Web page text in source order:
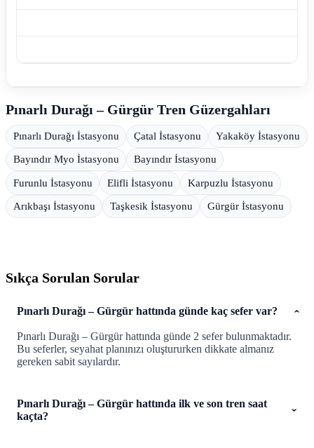
Pınarlı Durağı – Gürgür Tren Güzergahları
Pınarlı Durağı İstasyonu Çatal İstasyonu Yakaköy İstasyonu
Bayındır Myo İstasyonu Bayındır İstasyonu
Furunlu İstasyonu Elifli İstasyonu Karpuzlu İstasyonu
Arıkbaşı İstasyonu Taşkesik İstasyonu Gürgür İstasyonu
Sıkça Sorulan Sorular
Pınarlı Durağı – Gürgür hattında günde kaç sefer var?
Pınarlı Durağı – Gürgür hattında günde 2 sefer bulunmaktadır.
Bu seferler, seyahat planınızı oluştururken dikkate almanız
gereken sabit sayılardır.
Pınarlı Durağı – Gürgür hattında ilk ve son tren saat
kaçta?